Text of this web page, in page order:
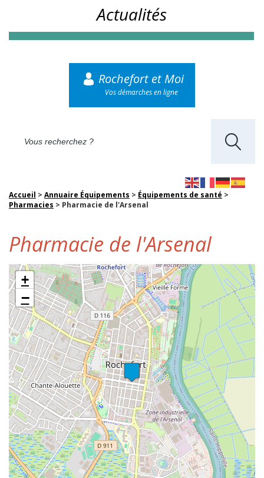
Actualités
Rochefort et Moi
Vos démarches en ligne
Accueil > Annuaire Équipements > Équipements de santé >
Pharmacies > Pharmacie de l'Arsenal
Pharmacie de l'Arsenal
+
−